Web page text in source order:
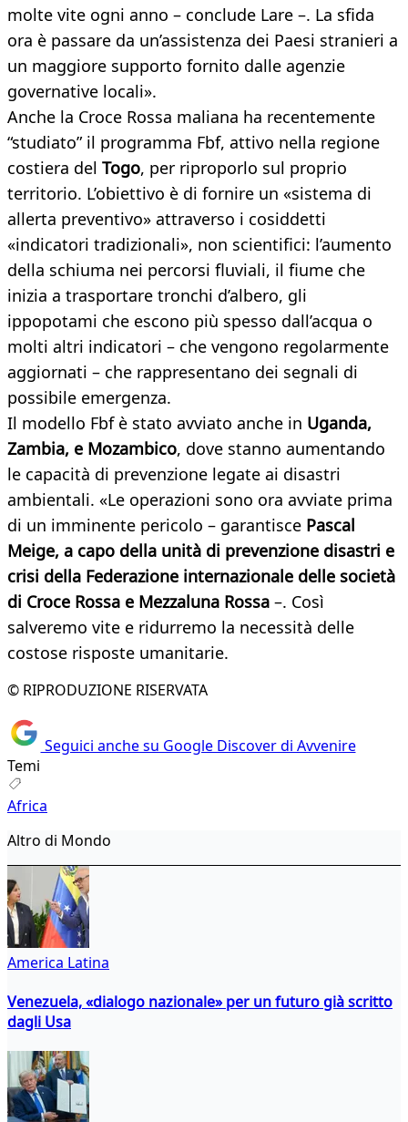
molte vite ogni anno – conclude Lare –. La sfida
ora è passare da un’assistenza dei Paesi stranieri a
un maggiore supporto fornito dalle agenzie
governative locali».
Anche la Croce Rossa maliana ha recentemente
“studiato” il programma Fbf, attivo nella regione
costiera del Togo, per riproporlo sul proprio
territorio. L’obiettivo è di fornire un «sistema di
allerta preventivo» attraverso i cosiddetti
«indicatori tradizionali», non scientifici: l’aumento
della schiuma nei percorsi fluviali, il fiume che
inizia a trasportare tronchi d’albero, gli
ippopotami che escono più spesso dall’acqua o
molti altri indicatori – che vengono regolarmente
aggiornati – che rappresentano dei segnali di
possibile emergenza.
Il modello Fbf è stato avviato anche in Uganda,
Zambia, e Mozambico, dove stanno aumentando
le capacità di prevenzione legate ai disastri
ambientali. «Le operazioni sono ora avviate prima
di un imminente pericolo – garantisce Pascal
Meige, a capo della unità di prevenzione disastri e
crisi della Federazione internazionale delle società
di Croce Rossa e Mezzaluna Rossa –. Così
salveremo vite e ridurremo la necessità delle
costose risposte umanitarie.
© RIPRODUZIONE RISERVATA
Seguici anche su Google Discover di Avvenire
Temi
Africa
Altro di Mondo
America Latina
Venezuela, «dialogo nazionale» per un futuro già scritto
dagli Usa